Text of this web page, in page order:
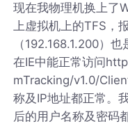
现在我物理机换上了
上虚拟机上的TFS，
（192.168.1.200）
在IE中能正常访问
mTracking/v1.0/
称及IP地址都正常。
后的用户名称及密码